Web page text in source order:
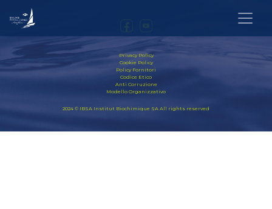
Privacy Policy
Cookie Policy
Policy Fornitori
Codice Etico
Anti Corruzione
Modello Organizzativo
2024 © IBSA Institut Biochimique SA All rights reserved